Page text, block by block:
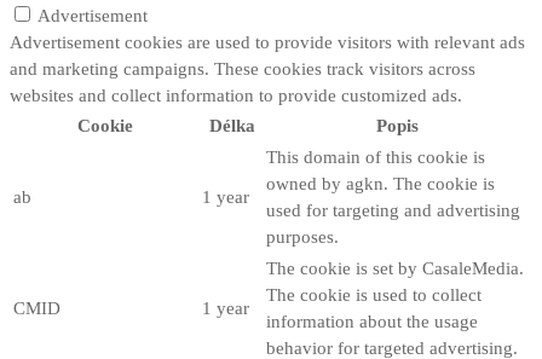
Advertisement
Advertisement cookies are used to provide visitors with relevant ads
and marketing campaigns. These cookies track visitors across
websites and collect information to provide customized ads.
Cookie
Délka Popis
ab 1 year
This domain of this cookie is
owned by agkn. The cookie is
used for targeting and advertising
purposes.
CMID 1 year
The cookie is set by CasaleMedia.
The cookie is used to collect
information about the usage
behavior for targeted advertising.